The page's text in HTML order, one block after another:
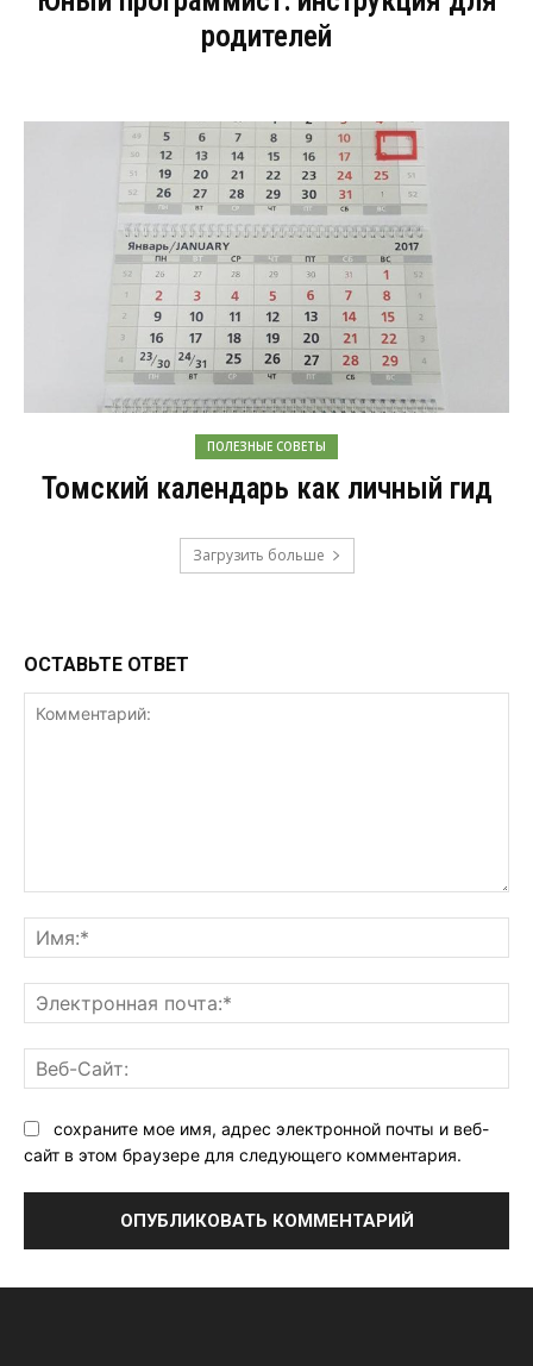
родителей
ПОЛЕЗНЫЕ СОВЕТЫ
Томский календарь как личный гид
Загрузить больше
ОСТАВЬТЕ ОТВЕТ
сохраните мое имя, адрес электронной почты и веб-
сайт в этом браузере для следующего комментария.